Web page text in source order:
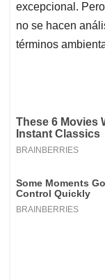
excepcional.
no se hacen
términos